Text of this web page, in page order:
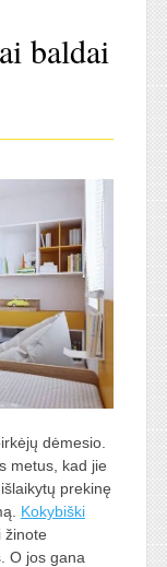
baldai
dėmesio.
metus, kad jie
prekinę
Kokybiški
žinote
O jos gana